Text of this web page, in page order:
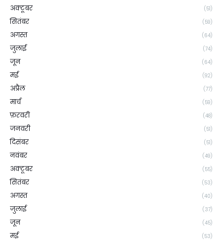
अक्टूबर (51)
सितंबर (59)
अगस्त (64)
जुलाई (74)
जून (64)
मई (92)
अप्रैल (77)
मार्च (59)
फ़रवरी (48)
जनवरी (51)
दिसंबर (51)
नवंबर (49)
अक्टूबर (55)
सितंबर (53)
अगस्त (40)
जुलाई (37)
जून (45)
मई (53)